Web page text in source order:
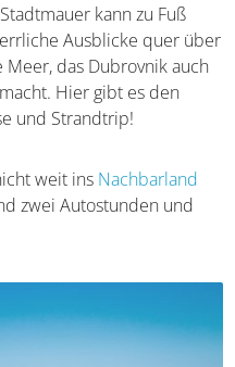
ist die südlich gelegene
Die Stadtmauer
bietet herrliche
Stadt und das blaue
interessant
weit ins